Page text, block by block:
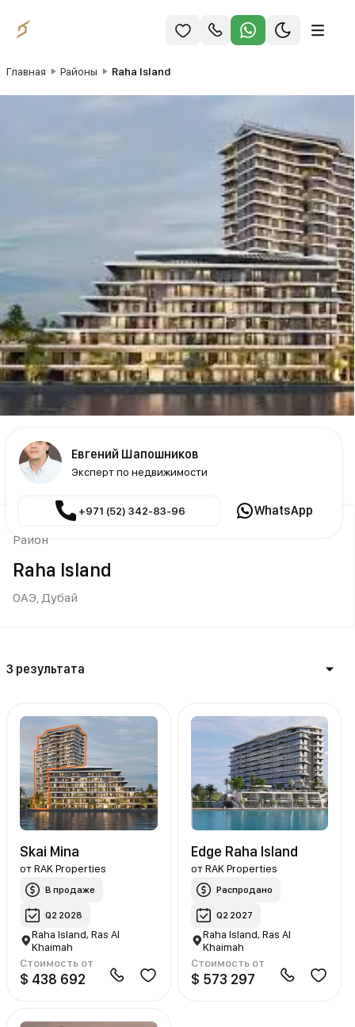
Главная Районы Raha Island
Район
Raha Island
ОАЭ,Дубай
Евгений Шапошников
Эксперт по недвижимости
+971 (52) 342-83-96 WhatsApp
3 результата
Skai Mina
отRAK Properties
В продаже
Q2 2028
Raha Island, Ras Al
Khaimah
Стоимость от
$ 438 692
Edge Raha Island
от RAK Properties
Распродано
Q2 2027
Raha Island, Ras Al
Khaimah
Стоимость от
$ 573 297